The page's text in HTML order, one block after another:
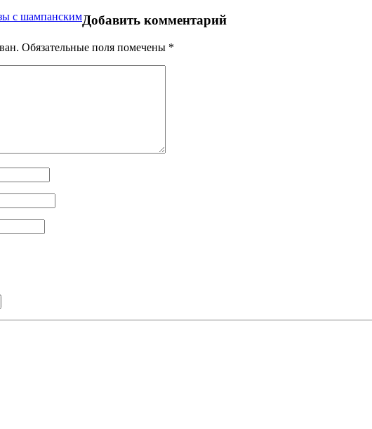
с шампанскимДобавить комментарий
Обязательные поля помечены *